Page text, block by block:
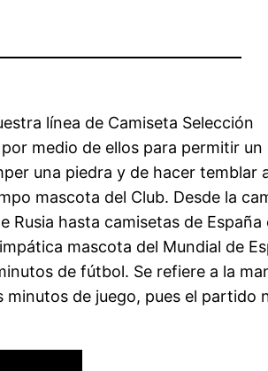
línea de Camiseta Selección
medio de ellos para permitir un
una piedra y de hacer temblar
mascota del Club. Desde la
Rusia hasta camisetas de España
mascota del Mundial de
de fútbol. Se refiere a la
de juego, pues el partido